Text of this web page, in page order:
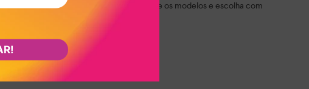
movimentar. Explore as opções, compare os modelos e escolha com
proteção e muita personalidade.
para todo o Brasil!